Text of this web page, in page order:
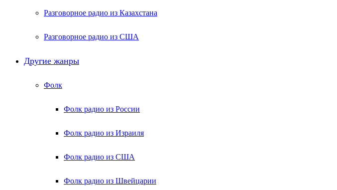
Разговорное радио из Казахстана
Разговорное радио из США
Другие жанры
Фолк
Фолк радио из России
Фолк радио из Израиля
Фолк радио из США
Фолк радио из Швейцарии